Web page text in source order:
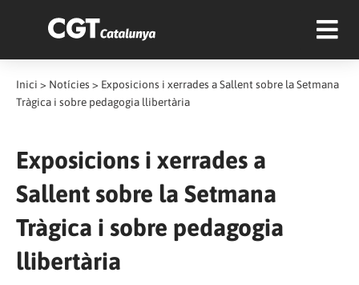
Inici > Notícies > Exposicions i xerrades a Sallent sobre la Setmana
Tràgica i sobre pedagogia llibertària
Exposicions i xerrades a
Sallent sobre la Setmana
Tràgica i sobre pedagogia
llibertària